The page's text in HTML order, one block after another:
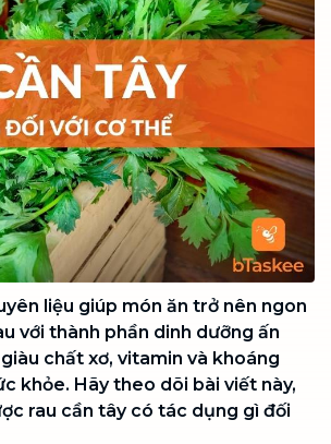
dọn
lớn
liệu giúp món ăn trở nên ngon
với thành phần dinh dưỡng ấn
chất xơ, vitamin và khoáng
khỏe. Hãy theo dõi bài viết này,
rau cần tây có tác dụng gì đối